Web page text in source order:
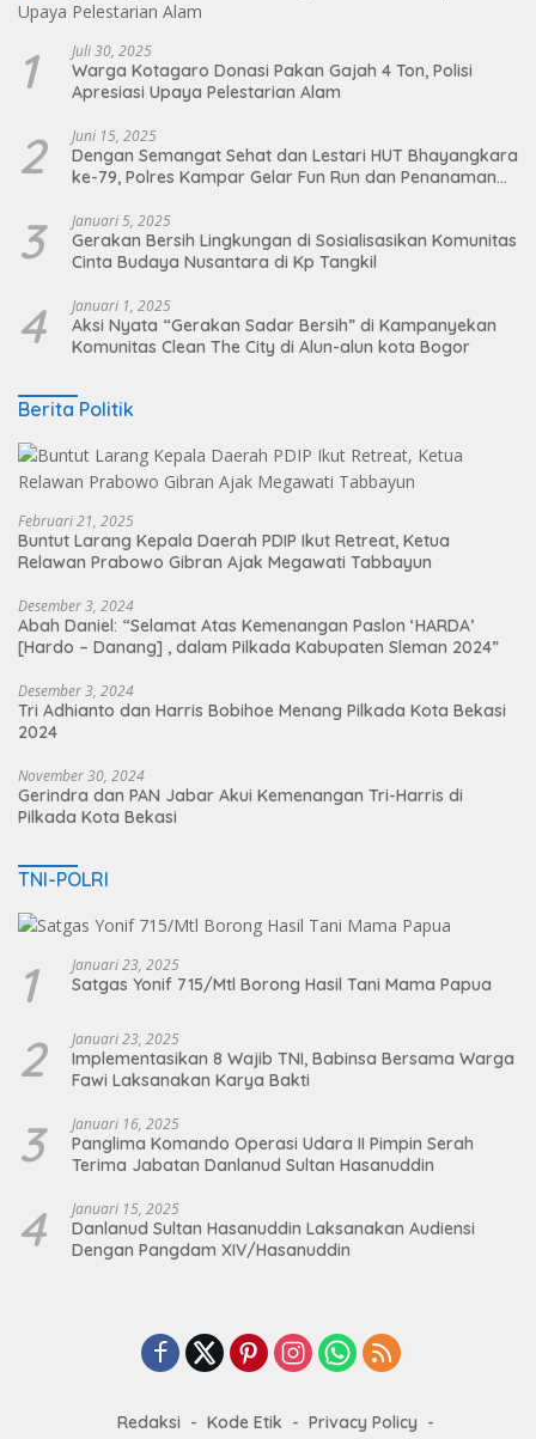
1 Juli 30, 2025
Warga Kotagaro Donasi Pakan Gajah 4 Ton, Polisi
Apresiasi Upaya Pelestarian Alam
2 Juni 15, 2025
Dengan Semangat Sehat dan Lestari HUT Bhayangkara
ke-79, Polres Kampar Gelar Fun Run dan Penanaman
3 Januari 5, 2025
Gerakan Bersih Lingkungan di Sosialisasikan Komunitas
Cinta Budaya Nusantara di Kp Tangkil
4 Januari 1, 2025
Aksi Nyata “Gerakan Sadar Bersih” di Kampanyekan
Komunitas Clean The City di Alun-alun kota Bogor
Berita Politik
Februari 21, 2025
Buntut Larang Kepala Daerah PDIP Ikut Retreat, Ketua
Relawan Prabowo Gibran Ajak Megawati Tabbayun
Desember 3, 2024
Abah Daniel: “Selamat Atas Kemenangan Paslon ‘HARDA’
[Hardo – Danang] , dalam Pilkada Kabupaten Sleman 2024”
Desember 3, 2024
Tri Adhianto dan Harris Bobihoe Menang Pilkada Kota Bekasi
2024
November 30, 2024
Gerindra dan PAN Jabar Akui Kemenangan Tri-Harris di
Pilkada Kota Bekasi
TNI-POLRI
1 Januari 23, 2025
Satgas Yonif 715/Mtl Borong Hasil Tani Mama Papua
2 Januari 23, 2025
Implementasikan 8 Wajib TNI, Babinsa Bersama Warga
Fawi Laksanakan Karya Bakti
3 Januari 16, 2025
Panglima Komando Operasi Udara II Pimpin Serah
Terima Jabatan Danlanud Sultan Hasanuddin
4 Januari 15, 2025
Danlanud Sultan Hasanuddin Laksanakan Audiensi
Dengan Pangdam XIV/Hasanuddin
Redaksi Kode Etik
Privacy Policy